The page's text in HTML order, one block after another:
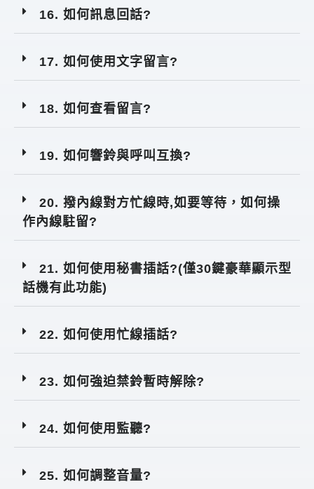
16. 如何訊息回話?
17. 如何使用文字留言?
18. 如何查看留言?
19. 如何響鈴與呼叫互換?
20. 撥內線對方忙線時,如要等待，如何操
作內線駐留?
21. 如何使用秘書插話?(僅30鍵豪華顯示型
話機有此功能)
22. 如何使用忙線插話?
23. 如何強迫禁鈴暫時解除?
24. 如何使用監聽?
25. 如何調整音量?